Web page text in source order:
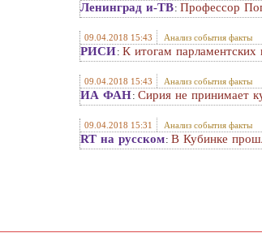
Ленинград и-ТВ: Профессор
09.04.2018 15:43 Анализ события факты
РИСИ: К итогам
09.04.2018 15:43 Анализ события факты
ИА ФАН: Сирия не принимает
09.04.2018 15:31 Анализ события факты
RT на русском: В Кубинке